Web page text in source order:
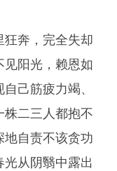
狂奔，完全失却
见阳光，赖恩如
己筋疲力竭、
株二三人都抱不
地自责不该贪功
光从阴翳中露出